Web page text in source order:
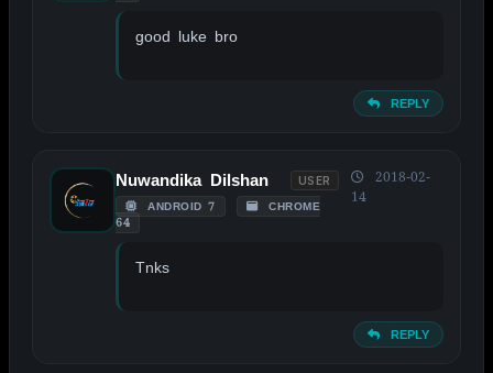
good luke bro
REPLY
Nuwandika Dilshan USER
ANDROID 7
CHROME
64
2018-02-
14
Tnks
REPLY